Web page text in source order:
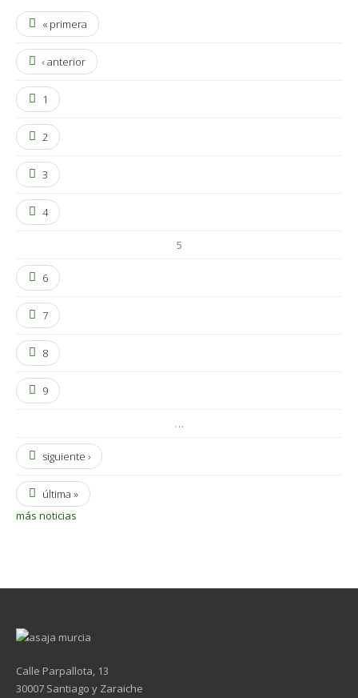
« primera
‹ anterior
1
2
3
4
5
6
7
8
9
…
siguiente ›
última »
más noticias
Calle Parpallota, 13
30007 Santiago y Zaraiche